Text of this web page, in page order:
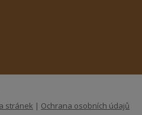
stránek | Ochrana osobních údajů